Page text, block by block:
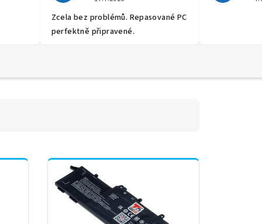
Zcela bez problémů. Repasované PC
perfektně připravené.